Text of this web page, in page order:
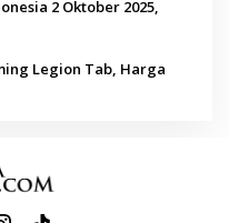
2 Oktober 2025,
Legion Tab, Harga